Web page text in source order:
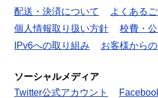
配送・決済について
よくある
個人情報取り扱い方針
校費・
IPv6への取り組み
お客様から
ソーシャルメディア
Twitter公式アカウント